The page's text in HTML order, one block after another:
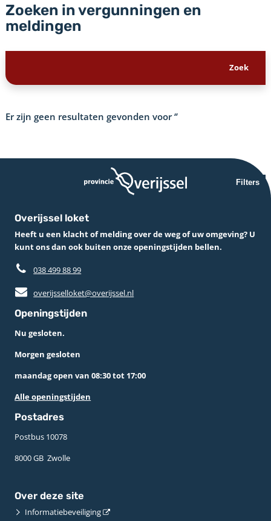
Zoeken in vergunningen en
meldingen
Er zijn geen resultaten gevonden voor‘’
Filters
Overijssel loket
Heeft u een klacht of melding over de weg of uw omgeving? U
kunt ons dan ook buiten onze openingstijden bellen.
038 499 88 99
overijsselloket@overijssel.nl
Openingstijden
Nu gesloten.
Morgen gesloten
maandag open van 08:30 tot 17:00
Alle openingstijden
Postadres
Postbus 10078 ­
8000 GB ­ Zwolle
Over deze site
Informatiebeveiliging